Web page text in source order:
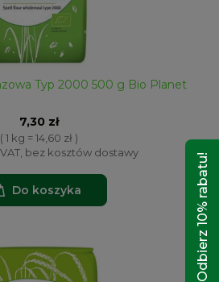
Typ 2000 500 g Bio Planet
7,30 zł
( 1 kg = 14,60 zł )
bez kosztów dostawy
Do koszyka Odbierz 10% rabatu!